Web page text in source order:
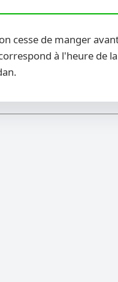
cesse de manger
à l'heure de